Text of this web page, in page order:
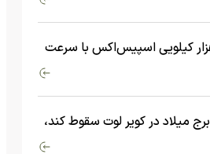
سرگردان و ۴ هزار کیلویی اسپیس‌اکس با سرعت
برج میلاد در کویر لوت سقوط کند،